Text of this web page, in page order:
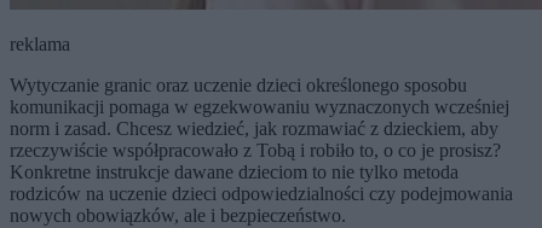
reklama
Wytyczanie granic oraz uczenie dzieci określonego sposobu
komunikacji pomaga w egzekwowaniu wyznaczonych wcześniej
norm i zasad. Chcesz wiedzieć, jak rozmawiać z dzieckiem, aby
rzeczywiście współpracowało z Tobą i robiło to, o co je prosisz?
Konkretne instrukcje dawane dzieciom to nie tylko metoda
rodziców na uczenie dzieci odpowiedzialności czy podejmowania
nowych obowiązków, ale i bezpieczeństwo.